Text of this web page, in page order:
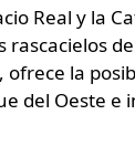
Real y la
rascacielos
ofrece la
del Oeste